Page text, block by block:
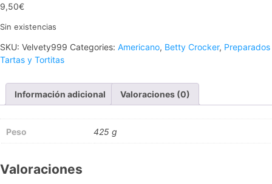
9,50€
Sin existencias
SKU: Velvety999 Categories: Americano, Betty Crocker, Preparados
Tartas y Tortitas
Información adicional Valoraciones (0)
Peso 425 g
Valoraciones